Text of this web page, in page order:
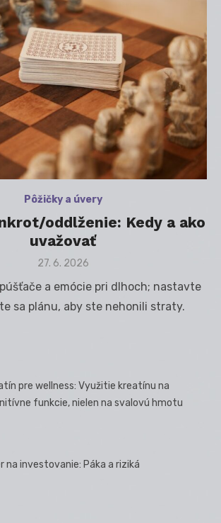
Pôžičky a úvery
oddlženie: Kedy a ako
uvažovať
Posted
27. 6. 2026
a emócie pri dlhoch; nastavte
sa plánu, aby ste nehonili straty.
pre wellness: Využitie kreatínu na
funkcie, nielen na svalovú hmotu
na investovanie: Páka a riziká